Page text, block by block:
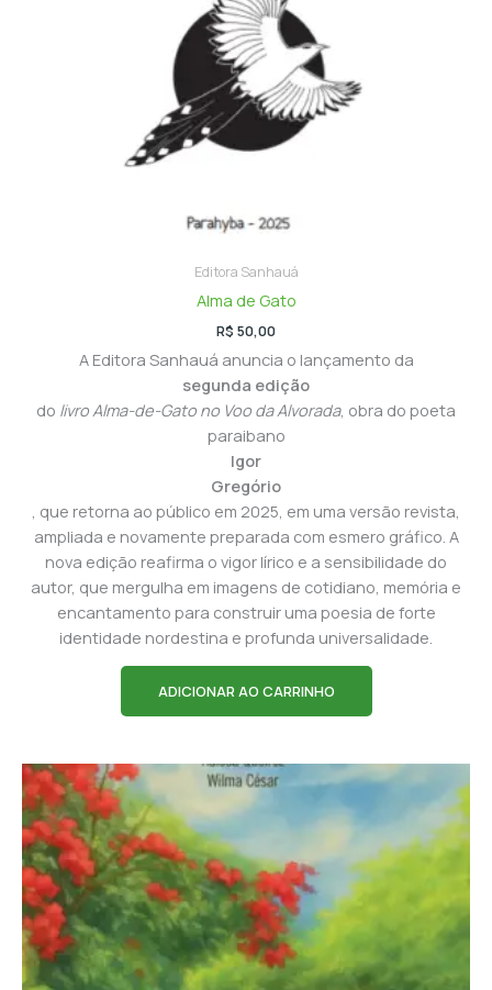
Editora Sanhauá
Alma de Gato
R$ 50,00
A Editora Sanhauá anuncia o lançamento da
segunda edição
do livro Alma-de-Gato no Voo da Alvorada, obra do poeta
paraibano
Igor
Gregório
, que retorna ao público em 2025, em uma versão revista,
ampliada e novamente preparada com esmero gráfico. A
nova edição reafirma o vigor lírico e a sensibilidade do
autor, que mergulha em imagens de cotidiano, memória e
encantamento para construir uma poesia de forte
identidade nordestina e profunda universalidade.
ADICIONAR AO CARRINHO